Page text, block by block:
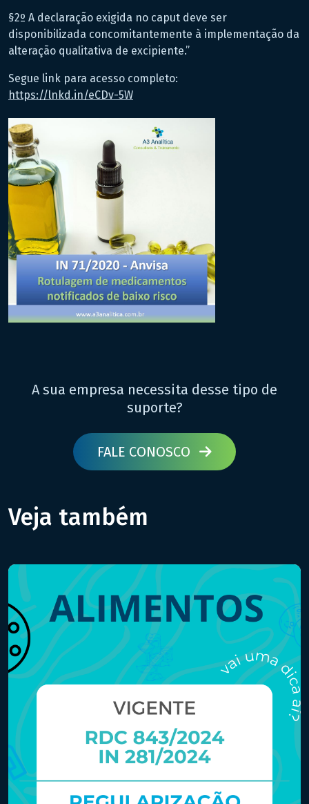
§2º A declaração exigida no caput deve ser
disponibilizada concomitantemente à implementação da
alteração qualitativa de excipiente.”
Segue link para acesso completo:
https://lnkd.in/eCDv-5W
A sua empresa necessita desse tipo de
suporte?
FALE CONOSCO
Veja também